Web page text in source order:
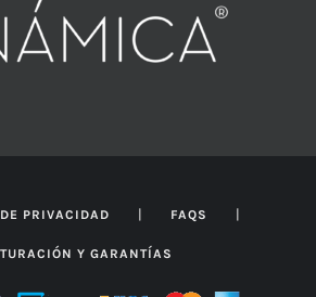
PRIVACIDAD | FAQS |
Y GARANTÍAS